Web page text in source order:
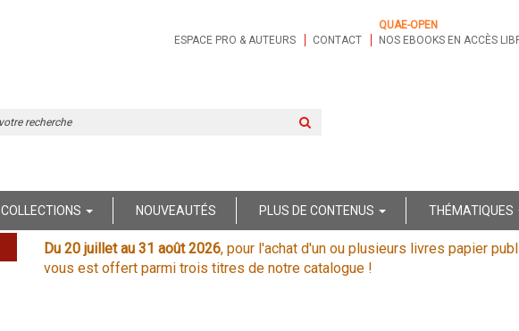
ESPACE PRO & AUTEURS CONTACT
QUAE-OPEN
NOS EBOOKS EN ACCÈS
COLLECTIONS NOUVEAUTÉS PLUS DE CONTENUS THÉMATIQUES
Du 20 juillet au 31 août 2026, pour l'achat d'un ou plusieurs livres papier
vous est offert parmi trois titres de notre catalogue !